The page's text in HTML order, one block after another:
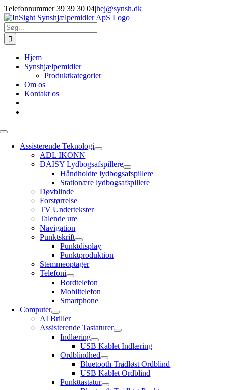
Skip
to
content
Telefonnummer 39 39 30 04|hej@synsh.dk
Søg
efter:
Hjem
Synshjælpemidler
Produktkategorier
Om os
Kontakt os
Toggle
NavigationAssisterende Teknologi
ADL IKONN
DAISY Lydbogsafspillere
Håndholdte lydbogsafspillere
Stationære lydbogsafspillere
Døvblinde
Forstørrelse
TV Undertekster
Talende ure
Navigation
Punktskrift
Punktdisplay
Punktproduktion
Stemmeoptager
Telefoni
Bordtelefon
Mobiltelefon
Smartphone
Computer
AI Briller
Assisterende Tastaturer
Indlæring
USB Kablet Indlæring
Ordblindhed
Bluetooth Trådløst Ordblind
USB Kablet Ordblind
Punkttastatur